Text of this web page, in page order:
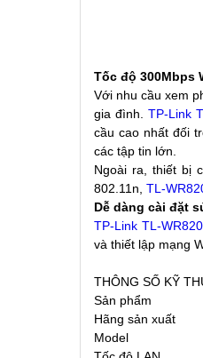
Tốc độ 300Mbps
Với nhu cầu xem
gia đình. TP-Link
cầu cao nhất đối
các tập tin lớn.
Ngoài ra, thiết bị
802.11n, TL-
Dễ dàng cài đặt
TP-Link TL-
và thiết lập mạng
THÔNG SỐ KỸ
Sản phẩm
Hãng sản xuất
Model